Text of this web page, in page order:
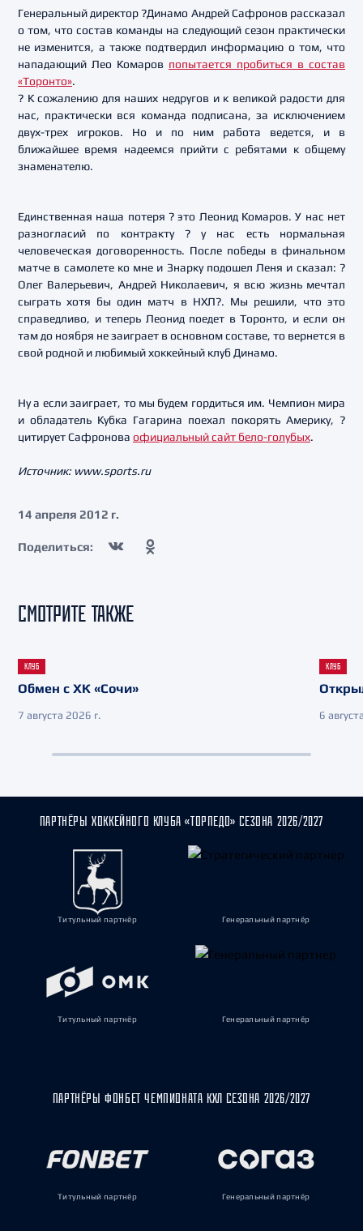
Генеральный директор ?Динамо Андрей Сафронов рассказал
о том, что состав команды на следующий сезон практически
не изменится, а также подтвердил информацию о том, что
нападающий Лео Комаров попытается пробиться в состав
«Торонто».
? К сожалению для наших недругов и к великой радости для
нас, практически вся команда подписана, за исключением
двух-трех игроков. Но и по ним работа ведется, и в
ближайшее время надеемся прийти с ребятами к общему
знаменателю.
Единственная наша потеря ? это Леонид Комаров. У нас нет
разногласий по контракту ? у нас есть нормальная
человеческая договоренность. После победы в финальном
матче в самолете ко мне и Знарку подошел Леня и сказал: ?
Олег Валерьевич, Андрей Николаевич, я всю жизнь мечтал
сыграть хотя бы один матч в НХЛ?. Мы решили, что это
справедливо, и теперь Леонид поедет в Торонто, и если он
там до ноября не заиграет в основном составе, то вернется в
свой родной и любимый хоккейный клуб Динамо.
Ну а если заиграет, то мы будем гордиться им. Чемпион мира
и обладатель Кубка Гагарина поехал покорять Америку, ?
цитирует Сафронова официальный сайт бело-голубых.
Источник: www.sports.ru
14 апреля 2012 г.
Поделиться:
СМОТРИТЕ ТАКЖЕ
КЛУБ
Обмен с ХК «Сочи»
7 августа 2026 г.
КЛУБ
6
ПАРТНЁРЫ ХОККЕЙНОГО КЛУБА «ТОРПЕДО» СЕЗОНА 2026/2027
Титульный партнёр Генеральный партнёр
Титульный партнёр Генеральный партнёр
ПАРТНЁРЫ ФОНБЕТ ЧЕМПИОНАТА КХЛ СЕЗОНА 2026/2027
Титульный партнёр Генеральный партнёр